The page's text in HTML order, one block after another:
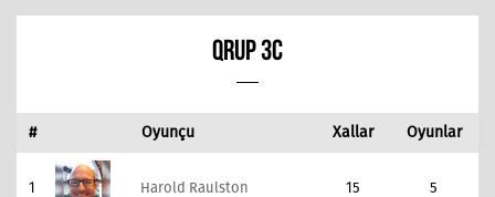
QRUP 3C
# Oyunçu Xallar Oyunlar
1 Harold Raulston 15 5